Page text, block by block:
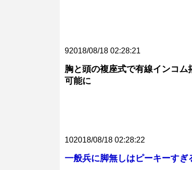
92018/08/18 02:28:21
胸と頭の複座式で有線インコ
可能に
102018/08/18 02:28:22
一般兵に脚無しはピーキーすぎ